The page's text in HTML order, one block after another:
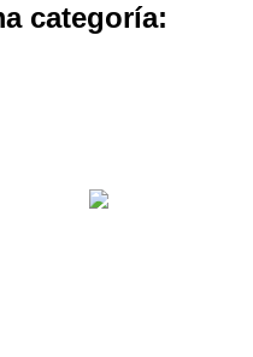
categoría: